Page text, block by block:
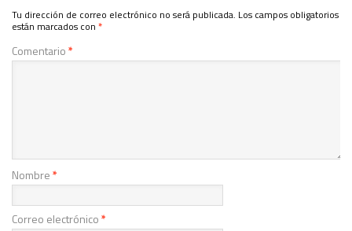
Tu dirección de correo electrónico no será publicada. Los campos obligatorios
están marcados con *
Comentario*
Nombre*
Correo electrónico*